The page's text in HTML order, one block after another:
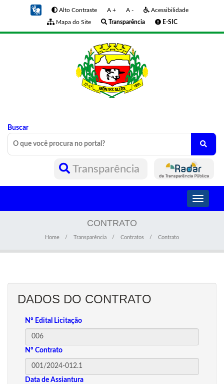
Alto Contraste A + A -
Acessibilidade
Mapa do Site
Transparência E-SIC
Buscar
Transparência
Toggle
CONTRATO
Home Transparência Contratos Contrato
DADOS DO CONTRATO
Nº Edital Licitação
Nº Contrato
Data de Assiantura